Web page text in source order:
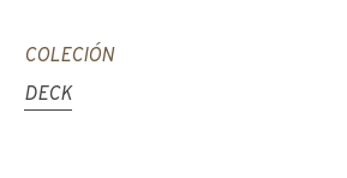
COLECIÓN
DECK